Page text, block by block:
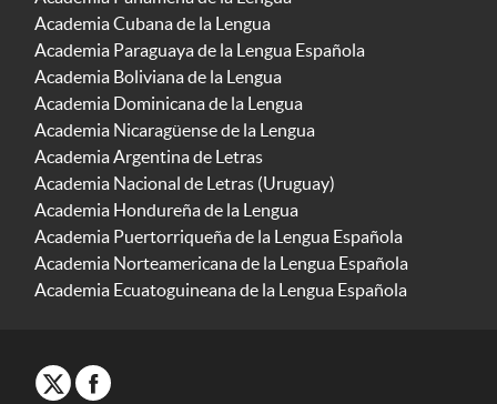
Academia Cubana de la Lengua
Academia Paraguaya de la Lengua Española
Academia Boliviana de la Lengua
Academia Dominicana de la Lengua
Academia Nicaragüense de la Lengua
Academia Argentina de Letras
Academia Nacional de Letras (Uruguay)
Academia Hondureña de la Lengua
Academia Puertorriqueña de la Lengua Española
Academia Norteamericana de la Lengua Española
Academia Ecuatoguineana de la Lengua Española